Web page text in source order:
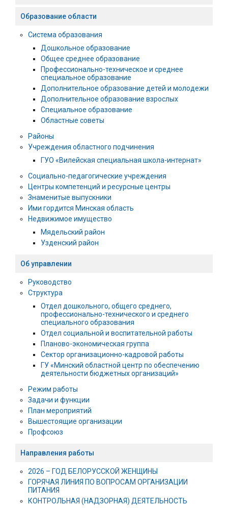
Образование области
Система образования
Дошкольное образование
Общее среднее образование
Профессионально-техническое и среднее
специальное образование
Дополнительное образование детей и молодежи
Дополнительное образование взрослых
Специальное образование
Областные советы
Районы
Учреждения областного подчинения
ГУО «Вилейская специальная школа-интернат»
Социально-педагогические учреждения
Центры компетенций и ресурсные центры
Знаменитые выпускники
Ими гордится Минская область
Недвижимое имущество
Мядельский район
Узденский район
Об управлении
Руководство
Структура
Отдел дошкольного, общего среднего,
профессионально-технического и среднего
специального образования
Отдел социальной и воспитательной работы
Планово-экономическая группа
Сектор организационно-кадровой работы
ГУ «Минский областной центр по обеспечению
деятельности бюджетных организаций»
Режим работы
Задачи и функции
План мероприятий
Вышестоящие организации
Профсоюз
Направления работы
2026 – ГОД БЕЛОРУССКОЙ ЖЕНЩИНЫ
ГОРЯЧАЯ ЛИНИЯ ПО ВОПРОСАМ ОРГАНИЗАЦИИ
ПИТАНИЯ
КОНТРОЛЬНАЯ (НАДЗОРНАЯ) ДЕЯТЕЛЬНОСТЬ